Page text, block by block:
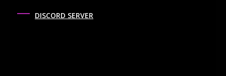
DISCORD SERVER